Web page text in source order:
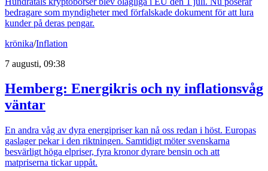
bedragare som myndigheter med förfalskade dokument för att lura
kunder på deras pengar.
krönika/Inflation
7 augusti, 09:38
Hemberg: Energikris och ny inflationsvåg
väntar
En andra våg av dyra energipriser kan nå oss redan i höst. Europas
gaslager pekar i den riktningen. Samtidigt möter svenskarna
besvärligt höga elpriser, fyra kronor dyrare bensin och att
matpriserna tickar uppåt.